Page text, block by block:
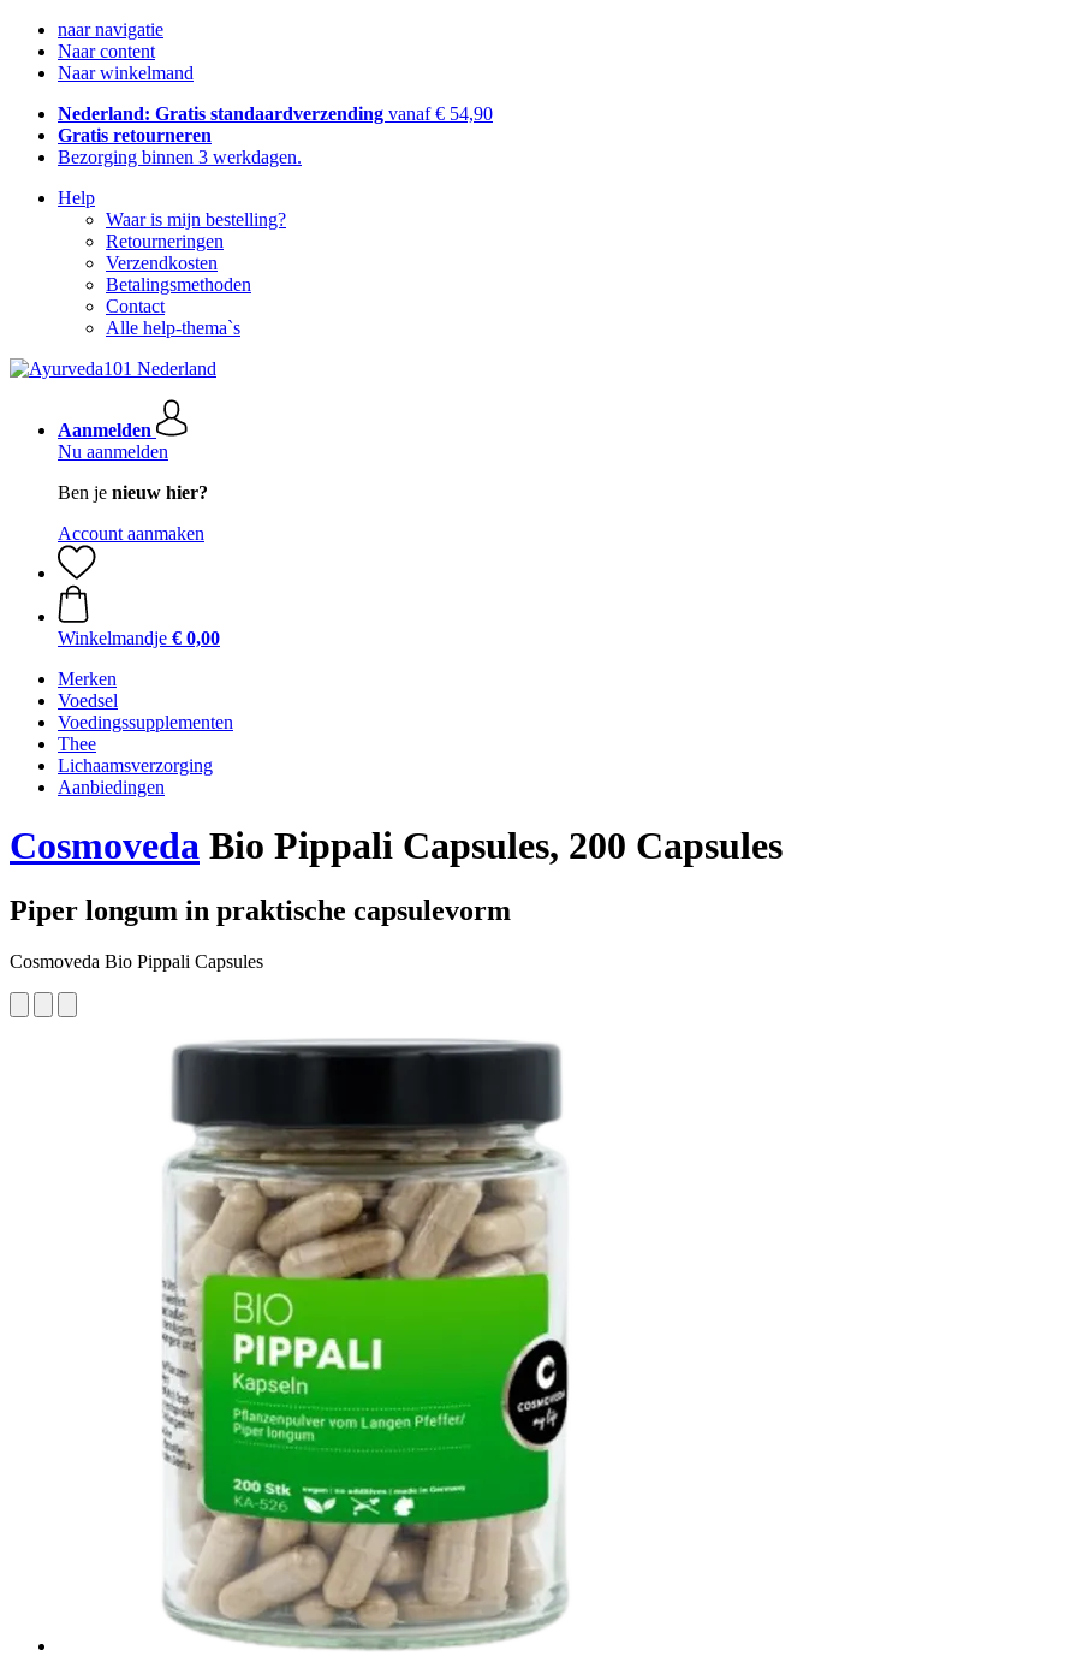
naar navigatie
Naar content
Naar winkelmand
Nederland: Gratis standaardverzending vanaf € 54,90
Gratis retourneren
Bezorging binnen 3 werkdagen.
Help
Waar is mijn bestelling?
Retourneringen
Verzendkosten
Betalingsmethoden
Contact
Alle help-thema`s
Aanmelden
Nu aanmelden
Ben je nieuw hier?
Account aanmaken
Winkelmandje € 0,00
Merken
Voedsel
Voedingssupplementen
Thee
Lichaamsverzorging
Aanbiedingen
Cosmoveda Bio Pippali Capsules, 200 Capsules
Piper longum in praktische capsulevorm
Cosmoveda Bio Pippali Capsules